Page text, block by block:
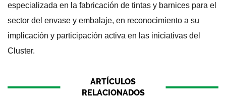
especializada en la fabricación de tintas y barnices para el
sector del envase y embalaje, en reconocimiento a su
implicación y participación activa en las iniciativas del
Cluster.
ARTÍCULOS
RELACIONADOS